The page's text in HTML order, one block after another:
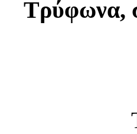
Τρύφωνα,